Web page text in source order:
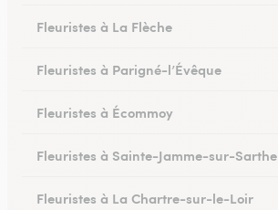
Fleuristes à La Flèche
Fleuristes à Parigné-l’Évêque
Fleuristes à Écommoy
Fleuristes à Sainte-Jamme-sur-Sarthe
Fleuristes à La Chartre-sur-le-Loir